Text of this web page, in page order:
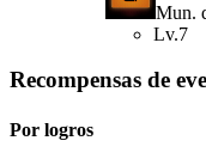
Mun.
Lv.7
Recompensas de
Por logros